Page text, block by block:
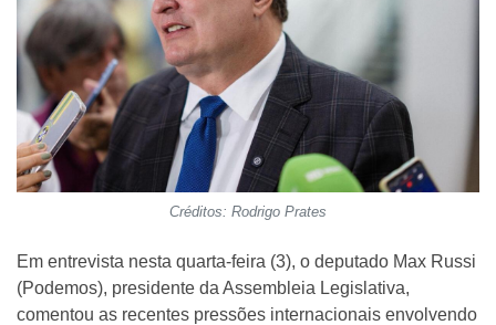
Créditos: Rodrigo Prates
Em entrevista nesta quarta-feira (3), o deputado Max Russi
(Podemos), presidente da Assembleia Legislativa,
comentou as recentes pressões internacionais envolvendo